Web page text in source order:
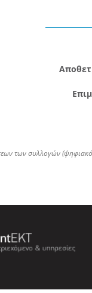
των συλλογών